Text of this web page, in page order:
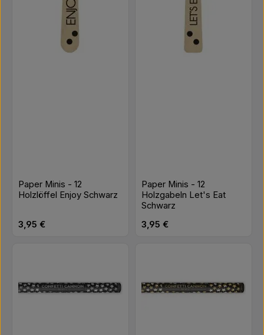
Paper Minis - 12
Holzlöffel Enjoy Schwarz
Regulärer Preis:
3,95 €
Paper Minis - 12
Holzgabeln Let's Eat
Schwarz
Regulärer Preis:
3,95 €